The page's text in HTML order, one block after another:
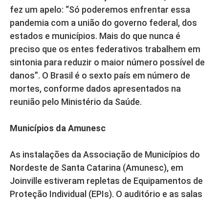
fez um apelo: “Só poderemos enfrentar essa
pandemia com a união do governo federal, dos
estados e municípios. Mais do que nunca é
preciso que os entes federativos trabalhem em
sintonia para reduzir o maior número possível de
danos”. O Brasil é o sexto país em número de
mortes, conforme dados apresentados na
reunião pelo Ministério da Saúde.
Municípios da Amunesc
As instalações da Associação de Municípios do
Nordeste de Santa Catarina (Amunesc), em
Joinville estiveram repletas de Equipamentos de
Proteção Individual (EPIs). O auditório e as salas